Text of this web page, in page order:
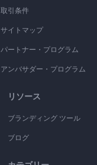
取引条件
サイトマップ
パートナー・プログラム
アンバサダー・プログラム
リソース
ブランディング ツール
ブログ